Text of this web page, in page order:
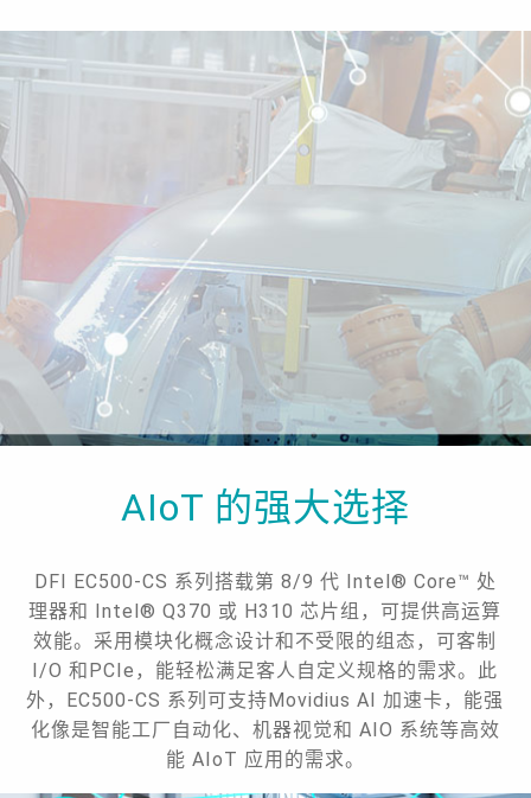
AIoT 的强大选择
DFI EC500-CS 系列搭载第 8/9 代 Intel® Core™ 处
理器和 Intel® Q370 或 H310 芯片组，可提供高运算
效能。采用模块化概念设计和不受限的组态，可客制
I/O 和PCIe，能轻松满足客人自定义规格的需求。此
外，EC500-CS 系列可支持Movidius AI 加速卡，能强
化像是智能工厂自动化、机器视觉和 AIO 系统等高效
能 AIoT 应用的需求。